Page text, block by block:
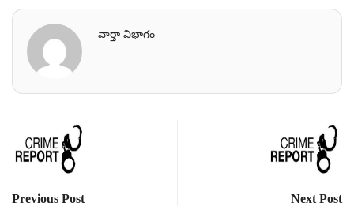
వార్తా విభాగం
Previous Post Next Post